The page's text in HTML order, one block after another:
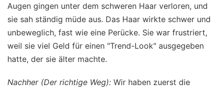
Augen gingen unter dem schweren Haar verloren, und
sie sah ständig müde aus. Das Haar wirkte schwer und
unbeweglich, fast wie eine Perücke. Sie war frustriert,
weil sie viel Geld für einen "Trend-Look" ausgegeben
hatte, der sie älter machte.
Nachher (Der richtige Weg): Wir haben zuerst die